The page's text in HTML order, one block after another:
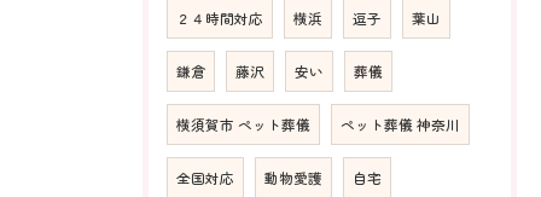
２４時間対応 横浜 逗子 葉山
鎌倉 藤沢 安い 葬儀
横須賀市 ペット葬儀 ペット葬儀 神奈川
全国対応 動物愛護 自宅